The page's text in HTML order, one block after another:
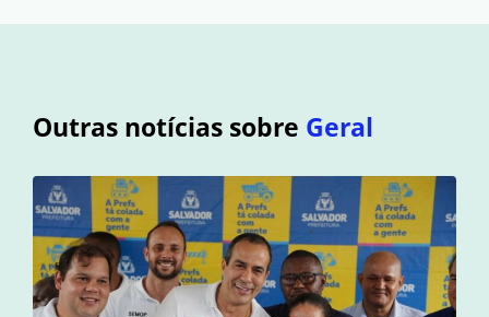
Outras notícias sobre Geral